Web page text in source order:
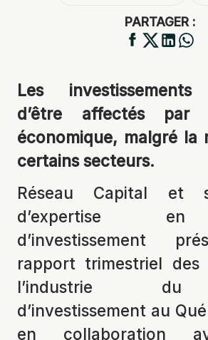
PARTAGER :
Les
d’être affectés par
économique, malgré la
certains secteurs.
Réseau Capital et
d’expertise
d’investissement
rapport trimestriel des
l’industrie
d’investissement au
en collaboration